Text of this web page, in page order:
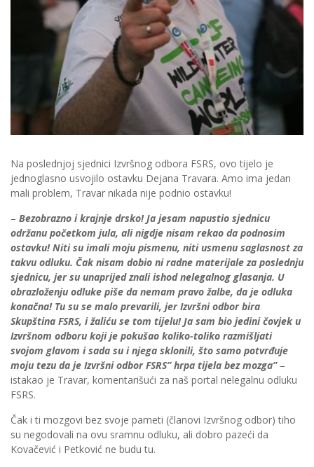
Na poslednjoj sjednici Izvršnog odbora FSRS, ovo tijelo je
jednoglasno usvojilo ostavku Dejana Travara. Amo ima jedan
mali problem, Travar nikada nije podnio ostavku!
– Bezobrazno i krajnje drsko! Ja jesam napustio sjednicu
održanu početkom jula, ali nigdje nisam rekao da podnosim
ostavku! Niti su imali moju pismenu, niti usmenu saglasnost za
takvu odluku. Čak nisam dobio ni radne materijale za poslednju
sjednicu, jer su unaprijed znali ishod nelegalnog glasanja. U
obrazloženju odluke piše da nemam pravo žalbe, da je odluka
konačna! Tu su se malo prevarili, jer Izvršni odbor bira
Skupština FSRS, i žaliću se tom tijelu! Ja sam bio jedini čovjek u
Izvršnom odboru koji je pokušao koliko-toliko razmišljati
svojom glavom i sada su i njega sklonili, što samo potvrđuje
moju tezu da je Izvršni odbor FSRS” hrpa tijela bez mozga” –
istakao je Travar, komentarišući za naš portal nelegalnu odluku
FSRS.
Čak i ti mozgovi bez svoje pameti (članovi Izvršnog odbor) tiho
su negodovali na ovu sramnu odluku, ali dobro pazeći da
Kovačević i Petković ne budu tu.